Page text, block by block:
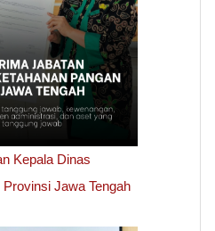
Kepala Dinas
Jawa Tengah